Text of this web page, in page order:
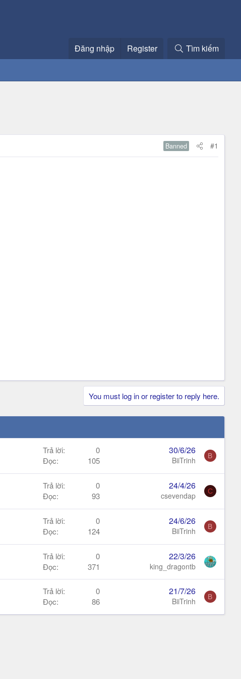
Đăng nhập Register Tìm kiếm
Banned #1
You must log in or register to reply here.
Trả lời
0
Đọc
105
30/6/26
BiiTrinh B
Trả lời
0
Đọc
93
24/4/26
csevendap C
Trả lời
0
Đọc
124
24/6/26
BiiTrinh B
Trả lời
0
Đọc
371
22/3/26
king_dragontb
Trả lời
0
Đọc
86
21/7/26
BiiTrinh B